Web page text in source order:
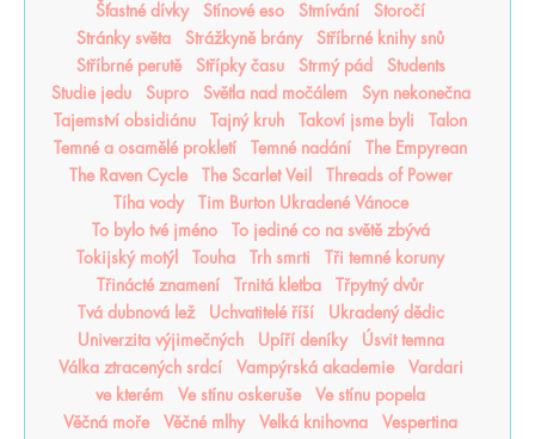
Šťastné dívky
Stínové eso Stmívání
Storočí
Stránky světa
Strážkyně brány
Stříbrné knihy snů
Stříbrné perutě
Střípky času Strmý pád
Students
Studie jedu
Supro Světla nad močálem
Syn nekonečna
Tajemství obsidiánu
Tajný kruh Takoví jsme byli
Talon
Temné a osamělé prokletí
Temné nadání
The Empyrean
The Raven Cycle
The Scarlet Veil
Threads of Power
Tíha vody
Tim Burton Ukradené Vánoce
To bylo tvé jméno
To jediné co na světě zbývá
Tokijský motýl
Touha Trh smrti
Tři temné koruny
Třinácté znamení
Trnitá kletba
Třpytný dvůr
Tvá dubnová lež
Uchvatitelé říší
Ukradený dědic
Univerzita výjimečných
Upíří deníky
Úsvit temna
Válka ztracených srdcí
Vampýrská akademie
Vardari
ve kterém
Ve stínu oskeruše
Ve stínu popela
Věčná moře
Věčné mlhy Velká knihovna
Vespertina